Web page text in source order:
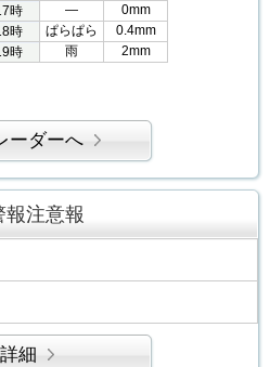
時
―
0mm
時
ぱらぱら
0.4mm
時
雨 2mm
ーダーへ
注意報
詳細